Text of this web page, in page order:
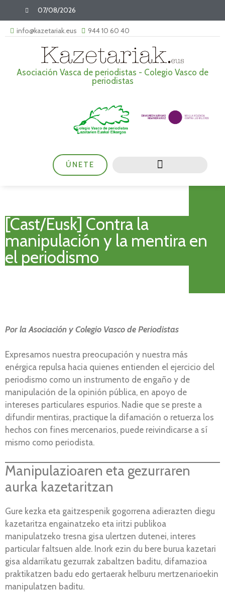
07/08/2026
info@kazetariak.eus 944 10 60 40
Asociación Vasca de periodistas - Colegio Vasco de
periodistas
ÚNETE
[Cast/Eusk] Contra la
manipulación y la mentira en
el periodismo
Por la Asociación y Colegio Vasco de Periodistas
Expresamos nuestra preocupación y nuestra más
enérgica repulsa hacia quienes entienden el ejercicio del
periodismo como un instrumento de engaño y de
manipulación de la opinión pública, en apoyo de
intereses particulares espurios. Nadie que se preste a
difundir mentiras, practique la difamación o retuerza los
hechos con fines mercenarios, puede reivindicarse a sí
mismo como periodista.
Manipulazioaren eta gezurraren
aurka kazetaritzan
Gure kezka eta gaitzespenik gogorrena adierazten diegu
kazetaritza engainatzeko eta iritzi publikoa
manipulatzeko tresna gisa ulertzen dutenei, interes
particular faltsuen alde. Inork ezin du bere burua kazetari
gisa aldarrikatu gezurrak zabaltzen baditu, difamazioa
praktikatzen badu edo gertaerak helburu mertzenarioekin
manipulatzen baditu.